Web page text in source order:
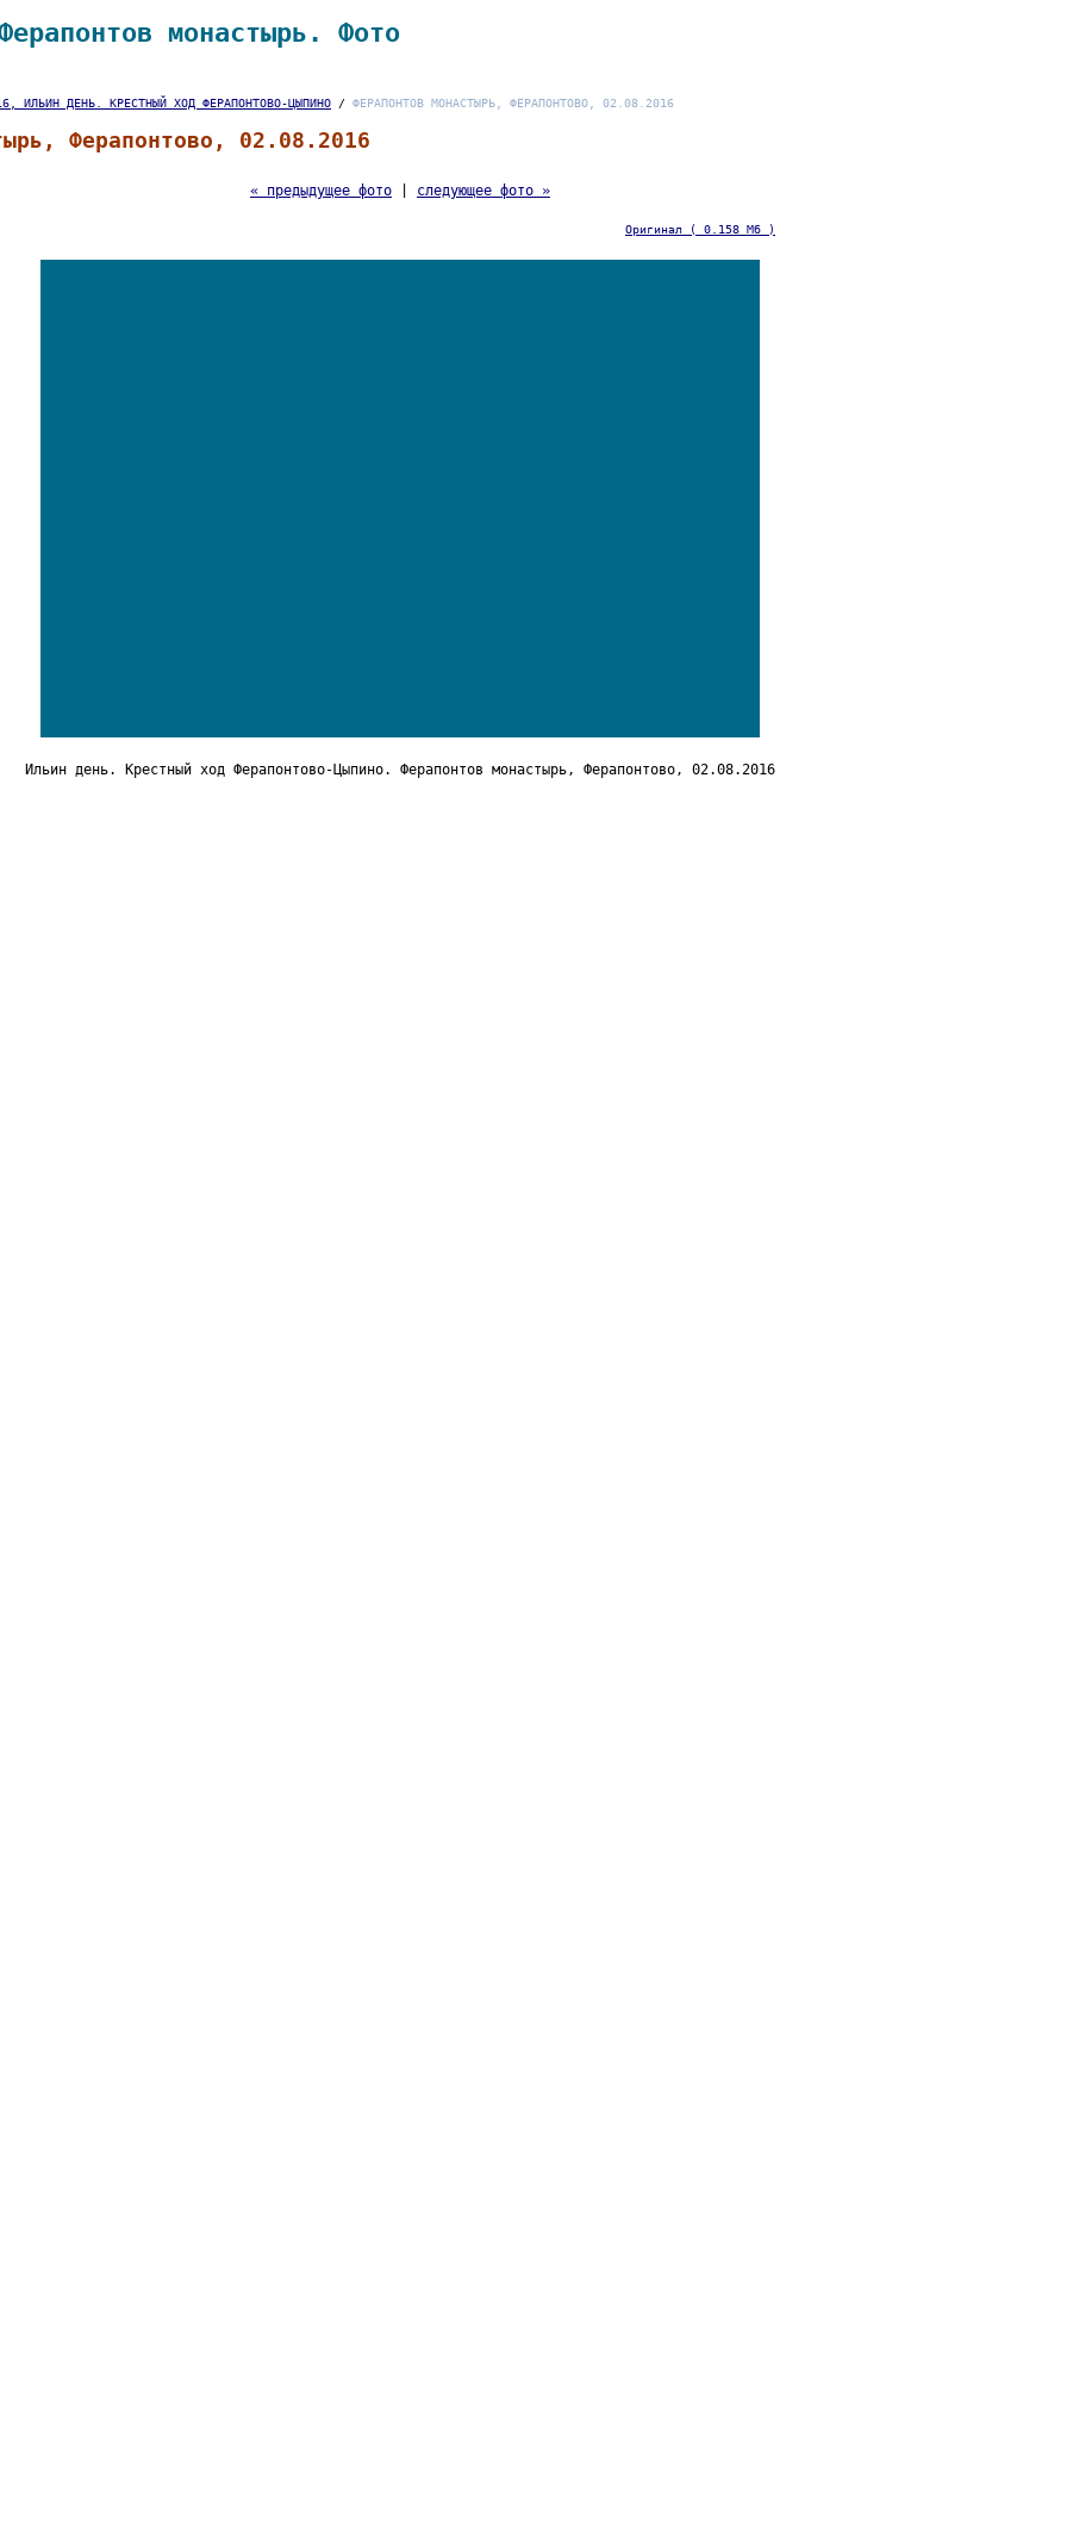
монастырь. Фото
ИЛЬИН ДЕНЬ. КРЕСТНЫЙ ХОД ФЕРАПОНТОВО-ЦЫПИНО / ФЕРАПОНТОВ МОНАСТЫРЬ, ФЕРАПОНТОВО, 02.08.2016
Ферапонтово, 02.08.2016
« предыдущее фото следующее фото »
Оригинал ( 0.158 Мб )
Ильин день. Крестный ход Ферапонтово-Цыпино. Ферапонтов монастырь, Ферапонтово, 02.08.2016